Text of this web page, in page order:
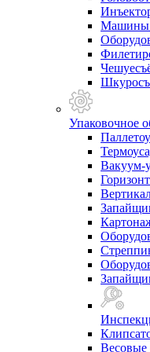
Машины
Упаковочное
Вакуум-
Весовые